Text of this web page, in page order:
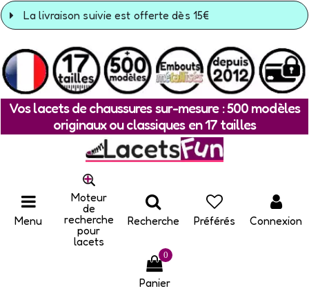
La livraison suivie est offerte dès 15€
Vos lacets de chaussures sur-mesure : 500 modèles
originaux ou classiques en 17 tailles
Menu
Moteur
de
recherche
pour
lacets
Recherche Préférés Connexion
0
Panier